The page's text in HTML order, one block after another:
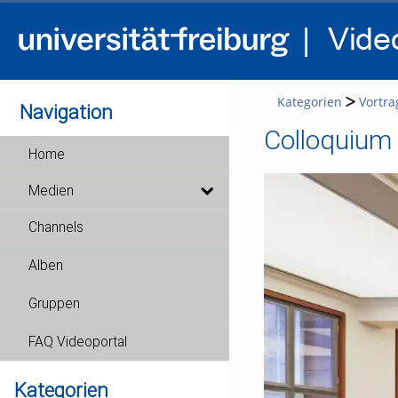
Navigation
Home
Medien
Channels
Alben
Gruppen
FAQ Videoportal
Kategorien
Kategorien